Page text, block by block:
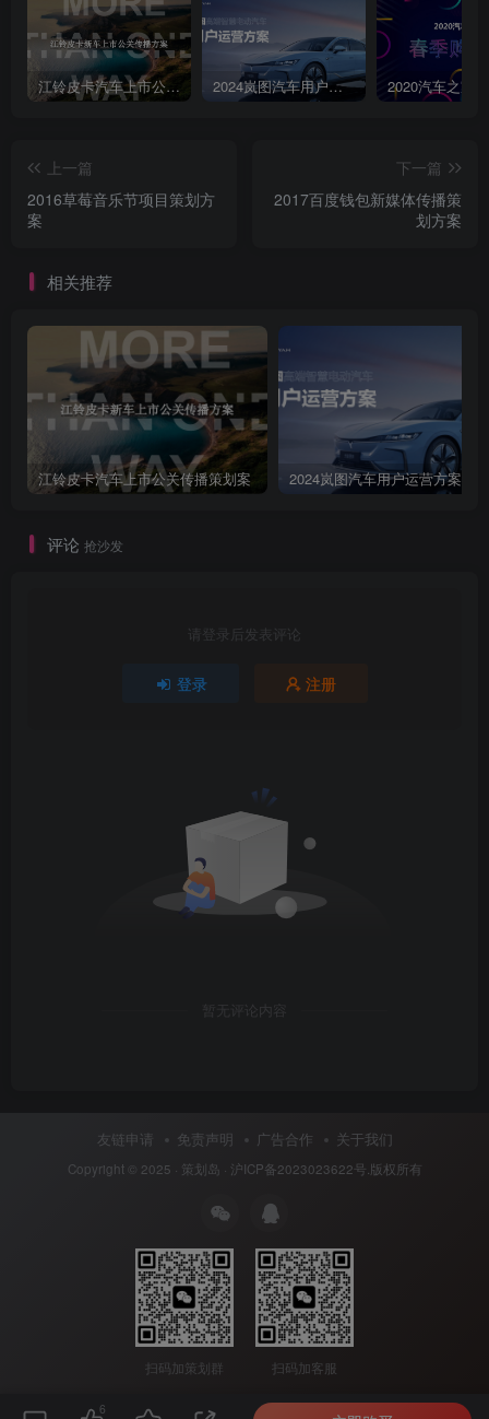
了帮前相世了成话得品了，怀有的口酸！目的：为长虹新品人工智能
电视做造势宣传设计：趣味的简笔手绘风格，配以幽默夸张的文案H5
浏览量超过10W洞察：结合现代人常有的病症，突出人工智能带来的
江铃皮卡汽车上市公关传播策划案 2024岚图汽车用户运营方案
上一篇
2016草莓音乐节项目策划方
案
下一篇
2017百度钱包新媒体传播策
划方案
相关推荐
江铃皮卡汽车上市公关传播策划案 2024岚图汽车用户运营方案
评论 抢沙发
请登录后发表评论
登录 注册
暂无评论内容
友链申请 免责声明 广告合作 关于我们
Copyright © 2025 · 策划岛 · 沪ICP备2023023622号 .版权所有
扫码加策划群 扫码加客服
6